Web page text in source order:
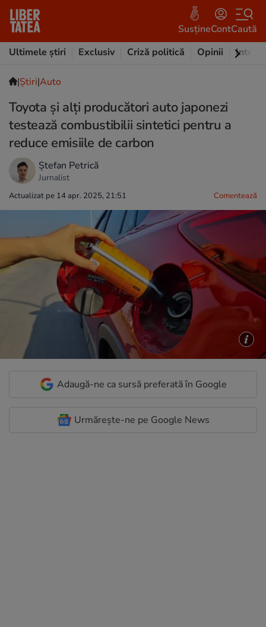
SusțineContCaută
Ultimele știri
Exclusiv Criză politică Opinii
|Ştiri|Auto
Toyota și alți producători auto japonezi
testează combustibilii sintetici pentru a
reduce emisiile de carbon
Ștefan Petrică
Jurnalist
Actualizat pe 14 apr. 2025, 21:51 Comentează
Adaugă-ne ca sursă preferată în Google
Urmărește-ne pe Google News